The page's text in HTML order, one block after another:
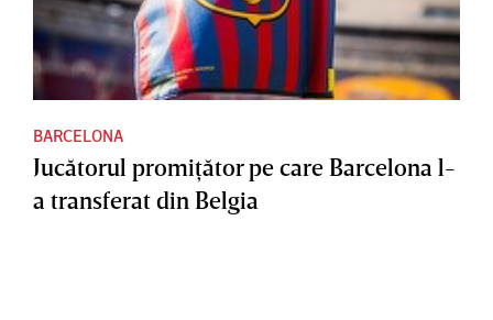
BARCELONA
Jucătorul promiţător pe care Barcelona l-
a transferat din Belgia